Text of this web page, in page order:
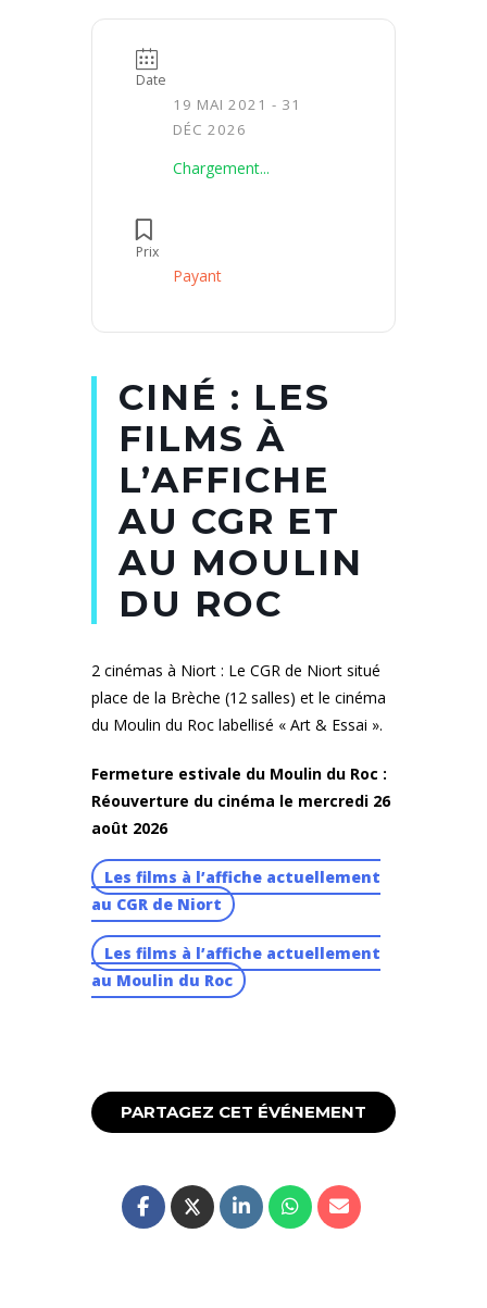
Date
19 MAI 2021 - 31
DÉC 2026
Chargement...
Prix
Payant
CINÉ : LES
FILMS À
L’AFFICHE
AU CGR ET
AU MOULIN
DU ROC
2 cinémas à Niort : Le CGR de Niort situé
place de la Brèche (12 salles) et le cinéma
du Moulin du Roc labellisé « Art & Essai ».
Fermeture estivale du Moulin du Roc :
Réouverture du cinéma le mercredi 26
août 2026
Les films à l’affiche actuellement
au CGR de Niort
Les films à l’affiche actuellement
au Moulin du Roc
PARTAGEZ CET ÉVÉNEMENT